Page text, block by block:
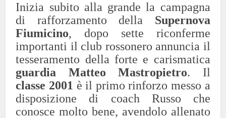
Inizia subito alla grande la campagna
di rafforzamento della Supernova
Fiumicino, dopo sette riconferme
importanti il club rossonero annuncia il
tesseramento della forte e carismatica
guardia Matteo Mastropietro. Il
classe 2001 è il primo rinforzo messo a
disposizione di coach Russo che
conosce molto bene, avendolo allenato